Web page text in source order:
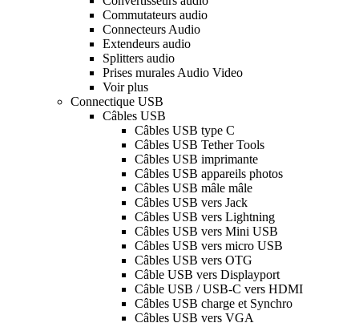
Commutateurs audio
Connecteurs Audio
Extendeurs audio
Splitters audio
Prises murales Audio Video
Voir plus
Connectique USB
Câbles USB
Câbles USB type C
Câbles USB Tether Tools
Câbles USB imprimante
Câbles USB appareils photos
Câbles USB mâle mâle
Câbles USB vers Jack
Câbles USB vers Lightning
Câbles USB vers Mini USB
Câbles USB vers micro USB
Câbles USB vers OTG
Câble USB vers Displayport
Câble USB / USB-C vers HDMI
Câbles USB charge et Synchro
Câbles USB vers VGA